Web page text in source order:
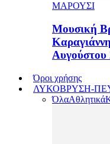
ΜΑΡΟΥΣΙ
Μουσική
Όροι χρήσης
ΛΥΚΟΒΡΥΣΗ-
ΌλαΑθλητικά